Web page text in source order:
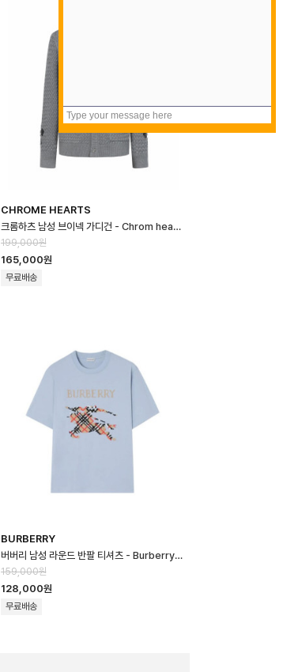
CHROME HEARTS
크롬하츠 남성 브이넥 가디건 - Chrom hearts Mens V-neck Cardiga…
199,000원
165,000원
무료배송
BURBERRY
버버리 남성 라운드 반팔 티셔츠 - Burberry Mens Round Tshirt - b…
159,000원
128,000원
무료배송